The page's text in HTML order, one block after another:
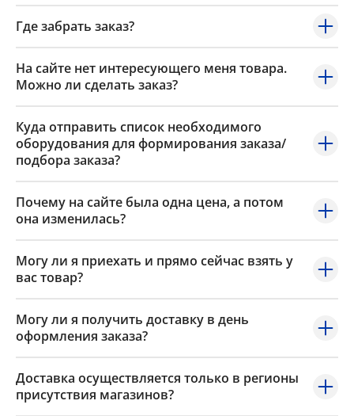
Где забрать заказ?
На сайте нет интересующего меня товара.
Можно ли сделать заказ?
Куда отправить список необходимого
оборудования для формирования заказа/
подбора заказа?
Почему на сайте была одна цена, а потом
она изменилась?
Могу ли я приехать и прямо сейчас взять у
вас товар?
Могу ли я получить доставку в день
оформления заказа?
Доставка осуществляется только в регионы
присутствия магазинов?